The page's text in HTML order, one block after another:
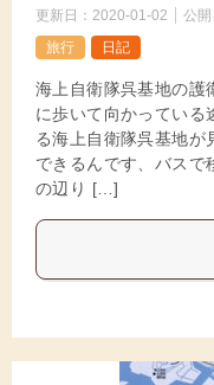
更新日： 2020-01-02 公開
旅行
日記
海上自衛隊呉基地の護
に歩いて向かっている
る海上自衛隊呉基地が
できるんです、バスで
の辺り […]